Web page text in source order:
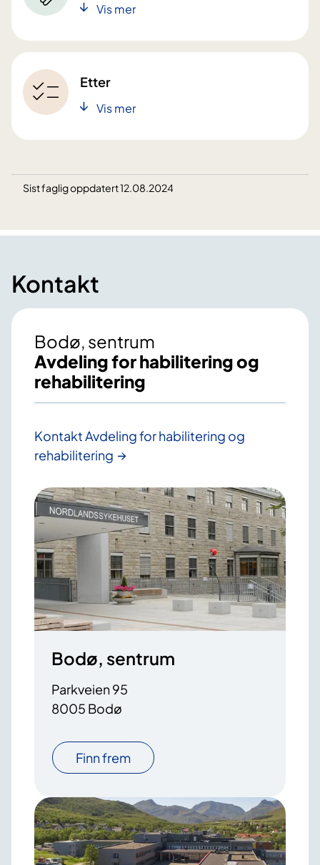
Vis mer
Etter
Vis mer
Sist faglig oppdatert 12.08.2024
Kontakt
Bodø, sentrum
Avdeling for habilitering og
rehabilitering
Kontakt Avdeling for habilitering og
rehabilitering
Bodø, sentrum
Parkveien 95
8005 Bodø
Finn frem